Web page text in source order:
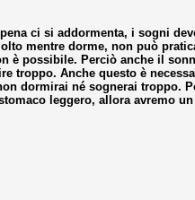
ci si addormenta, i sogni
mentre dorme, non può
possibile. Perciò anche il
troppo. Anche questo è
dormirai né sognerai troppo.
leggero, allora avremo